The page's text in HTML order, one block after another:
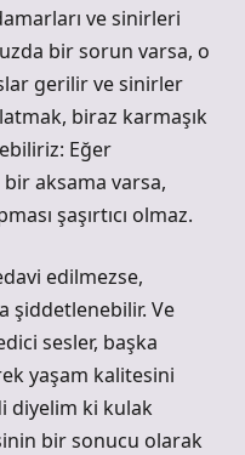
ve sinirleri
bir sorun varsa, o
gerilir ve sinirler
biraz karmaşık
Eğer
aksama varsa,
şaşırtıcı olmaz.
edilmezse,
şiddetlenebilir. Ve
sesler, başka
yaşam kalitesini
diyelim ki kulak
bir sonucu olarak